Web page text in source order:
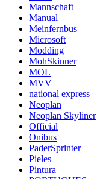
Mannschaft
Manual
Meinfernbus
Microsoft
Modding
MohSkinner
MOL
MVV
national express
Neoplan
Neoplan Skyliner
Official
Onibus
PaderSprinter
Pieles
Pintura